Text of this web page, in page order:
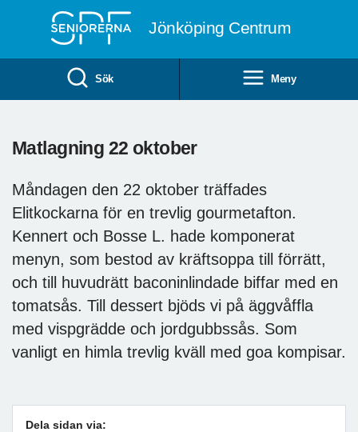
Jönköping Centrum
Sök Meny
Matlagning 22 oktober
Måndagen den 22 oktober träffades
Elitkockarna för en trevlig gourmetafton.
Kennert och Bosse L. hade komponerat
menyn, som bestod av kräftsoppa till förrätt,
och till huvudrätt baconinlindade biffar med en
tomatsås. Till dessert bjöds vi på äggvåffla
med vispgrädde och jordgubbssås. Som
vanligt en himla trevlig kväll med goa kompisar.
Dela sidan via: